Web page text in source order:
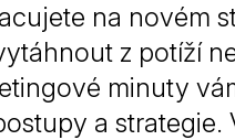
na novém
z potíží
minuty
a strategie.